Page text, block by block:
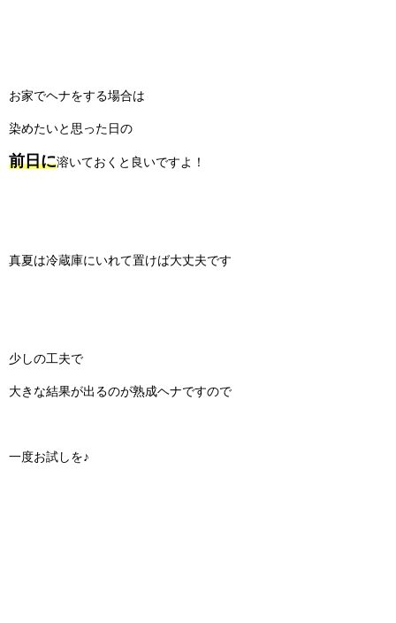
お家でヘナをする場合は
染めたいと思った日の
前日に溶いておくと良いですよ！
真夏は冷蔵庫にいれて置けば大丈夫です
少しの工夫で
大きな結果が出るのが熟成ヘナですので
一度お試しを♪